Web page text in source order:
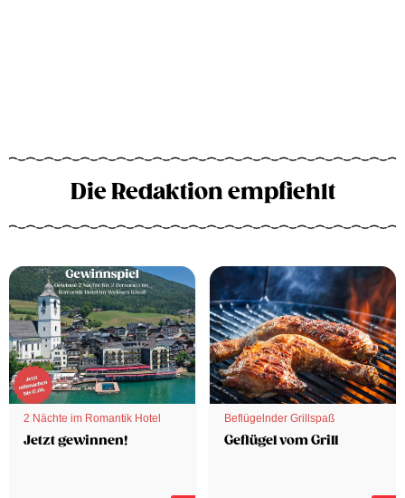
Die Redaktion empfiehlt
2 Nächte im Romantik Hotel
Jetzt gewinnen!
Beflügelnder Grillspaß
Geflügel vom Grill